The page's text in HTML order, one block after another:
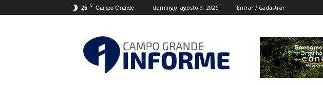
25 C Campo Grande domingo, agosto 9, 2026 Entrar / Cadastrar